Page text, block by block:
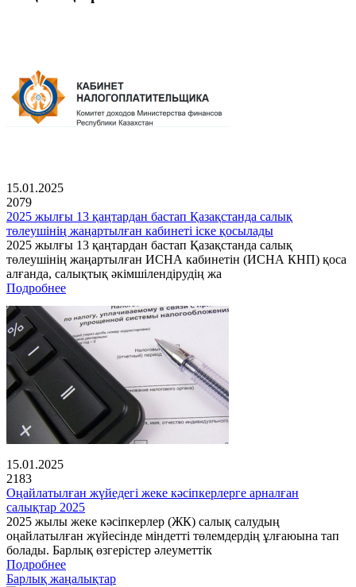
15.01.2025
2079
2025 жылғы 13 қаңтардан бастап Қазақстанда салық
төлеушінің жаңартылған кабинеті іске қосылады
2025 жылғы 13 қаңтардан бастап Қазақстанда салық
төлеушінің жаңартылған ИСНА кабинетін (ИСНА КНП) қоса
алғанда, салықтық әкімшілендірудің жа
Подробнее
15.01.2025
2183
Оңайлатылған жүйедегі жеке кәсіпкерлерге арналған
салықтар 2025
2025 жылы жеке кәсіпкерлер (ЖК) салық салудың
оңайлатылған жүйесінде міндетті төлемдердің ұлғаюына тап
болады. Барлық өзгерістер әлеуметтік
Подробнее
Барлық жаңалықтар